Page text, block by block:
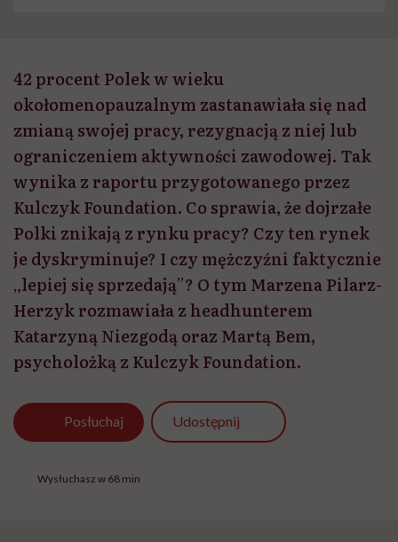
42 procent Polek w wieku
okołomenopauzalnym zastanawiała się nad
zmianą swojej pracy, rezygnacją z niej lub
ograniczeniem aktywności zawodowej. Tak
wynika z raportu przygotowanego przez
Kulczyk Foundation. Co sprawia, że dojrzałe
Polki znikają z rynku pracy? Czy ten rynek
je dyskryminuje? I czy mężczyźni faktycznie
„lepiej się sprzedają”? O tym Marzena Pilarz-
Herzyk rozmawiała z headhunterem
Katarzyną Niezgodą oraz Martą Bem,
psycholożką z Kulczyk Foundation.
Posłuchaj Udostępnij
Wysłuchasz w 68 min